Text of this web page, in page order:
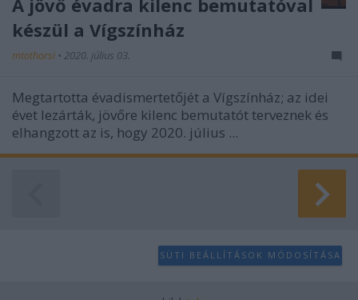
készül a Vígszínház
mtothorsi • 2020. július 03.
Megtartotta évadismertetőjét a Vígszínház; az idei
évet lezárták, jövőre kilenc bemutatót terveznek és
elhangzott az is, hogy 2020. július ...
SÜTI BEÁLLÍTÁSOK MÓDOSÍTÁSA